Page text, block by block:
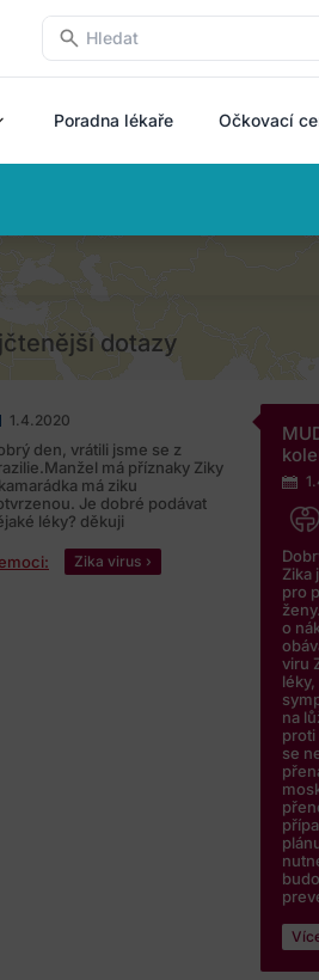
Poradna lékaře Očkovací
dotazy
1.4.2020
den, vrátili jsme se z
má příznaky Ziky
má ziku
Je dobré podávat
léky? děkuji
Zika virus
Zika
pro
o
viru
na
proti
se